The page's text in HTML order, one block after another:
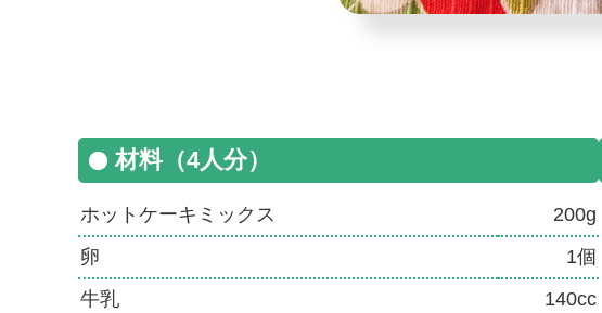
材料（4人分）
ホットケーキミックス
200g
卵
1個
牛乳
140cc